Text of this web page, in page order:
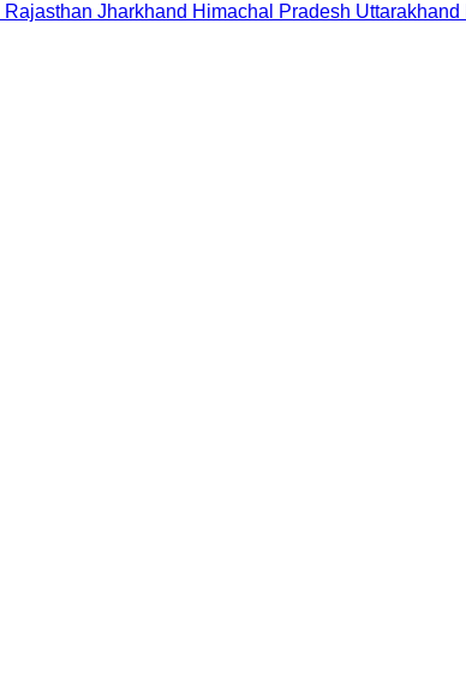
Rajasthan Jharkhand Himachal Pradesh Uttarakhand